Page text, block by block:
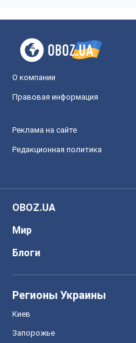
О компании
Правовая информация
Реклама на сайте
Редакционная политика
OBOZ.UA
Мир
Блоги
Регионы Украины
Киев
Запорожье